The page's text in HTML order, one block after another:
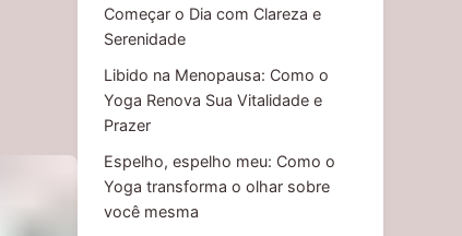
Começar o Dia com Clareza e
Serenidade
Libido na Menopausa: Como o
Yoga Renova Sua Vitalidade e
Prazer
Espelho, espelho meu: Como o
Yoga transforma o olhar sobre
você mesma